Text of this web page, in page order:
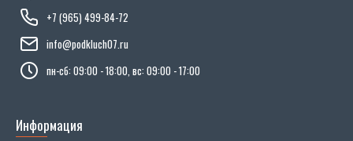
+7 (965) 499-84-72
info@podkluch07.ru
пн-сб: 09:00 - 18:00, вс: 09:00 - 17:00
Информация